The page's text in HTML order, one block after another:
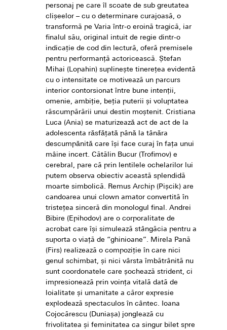
personaj pe care îl scoate de sub greutatea
clișeelor – cu o determinare curajoasă, o
transformă pe Varia într-o eroină tragică, iar
finalul său, original intuit de regie dintr-o
indicație de cod din lectură, oferă premisele
pentru performanță actoricească. Ștefan
Mihai (Lopahin) suplinește tinerețea evidentă
cu o intensitate ce motivează un parcurs
interior contorsionat între bune intenții,
omenie, ambiție, beția puterii și voluptatea
răscumpărării unui destin moștenit. Cristiana
Luca (Ania) se maturizeazǎ act de act de la
adolescenta rǎsfǎțatǎ pânǎ la tânǎra
descumpǎnitǎ care îşi face curaj în fața unui
mâine incert. Cătălin Bucur (Trofimov) e
cerebral, pare că prin lentilele ochelarilor lui
putem observa obiectiv această splendidă
moarte simbolică. Remus Archip (Pișcik) are
candoarea unui clown amator convertită în
tristețea sinceră din monologul final. Andrei
Bibire (Epihodov) are o corporalitate de
acrobat care își simulează stângăcia pentru a
suporta o viață de “ghinioane”. Mirela Pană
(Firs) realizează o compoziție în care nici
genul schimbat, și nici vârsta îmbătrânită nu
sunt coordonatele care șochează strident, ci
impresionează prin voința vitală dată de
loialitate și umanitate a căror expresie
explodează spectaculos în cântec. Ioana
Cojocărescu (Duniașa) jonglează cu
frivolitatea și feminitatea ca singur bilet spre